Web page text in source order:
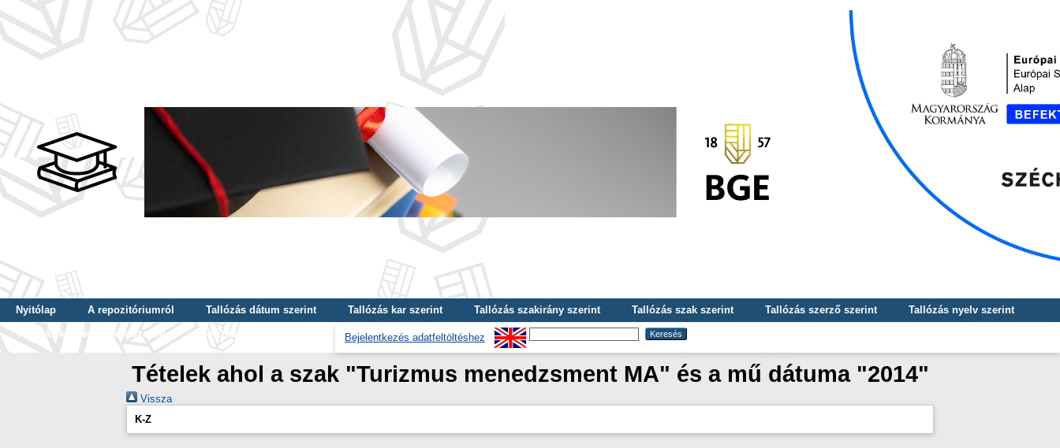
Nyitólap A repozitóriumról Tallózás dátum szerint Tallózás kar szerint Tallózás szakirány szerint Tallózás szak szerint Tallózás szerző szerint
Tallózás nyelv szerint
Tallózás képzés szintje szerint
Tallózás kulcsszó szerint Bejelentkezés adatfeltöltéshez
Tételek ahol a szak "Turizmus menedzsment MA" és a mű dátuma "2014"
Vissza
K-Z